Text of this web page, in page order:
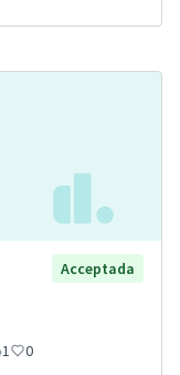
Acceptada
1 0